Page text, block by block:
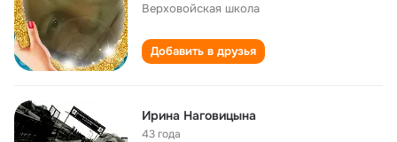
Верховойская школа
Добавить в друзья
Ирина Наговицына
43 года